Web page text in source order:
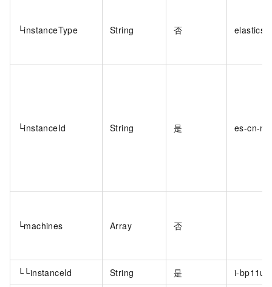
└instanceType String 否
└instanceId String 是 es-cn-
└machines Array 否
└└instanceId String 是 i-